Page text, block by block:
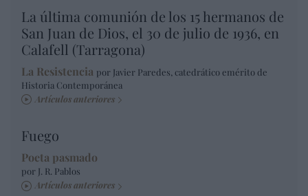
La última comunión de los 15 hermanos de
San Juan de Dios, el 30 de julio de 1936, en
Calafell (Tarragona)
La Resistencia por Javier Paredes, catedrático emérito de
Historia Contemporánea
Artículos anteriores
Fuego
Poeta pasmado
por J. R. Pablos
Artículos anteriores